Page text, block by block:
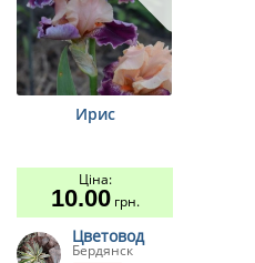
Ирис
Ціна:
10.00грн.
Цветовод
Бердянск